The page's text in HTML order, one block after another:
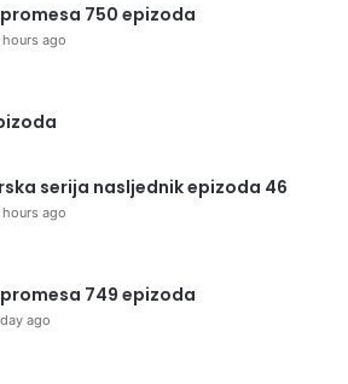
promesa 750 epizoda
hours ago
serija nasljednik epizoda 46
hours ago
promesa 749 epizoda
ago